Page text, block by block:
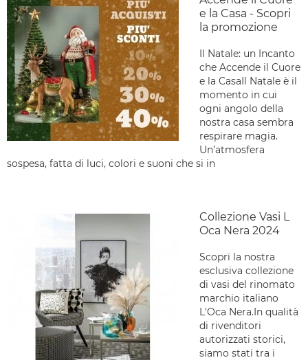
e la Casa - Scopri
la promozione
Il Natale: un Incanto
che Accende il Cuore
e la CasaIl Natale è il
momento in cui
ogni angolo della
nostra casa sembra
respirare magia.
Un’atmosfera
sospesa, fatta di luci, colori e suoni che si in
Collezione Vasi L
Oca Nera 2024
Scopri la nostra
esclusiva collezione
di vasi del rinomato
marchio italiano
L'Oca Nera.In qualità
di rivenditori
autorizzati storici,
siamo stati tra i